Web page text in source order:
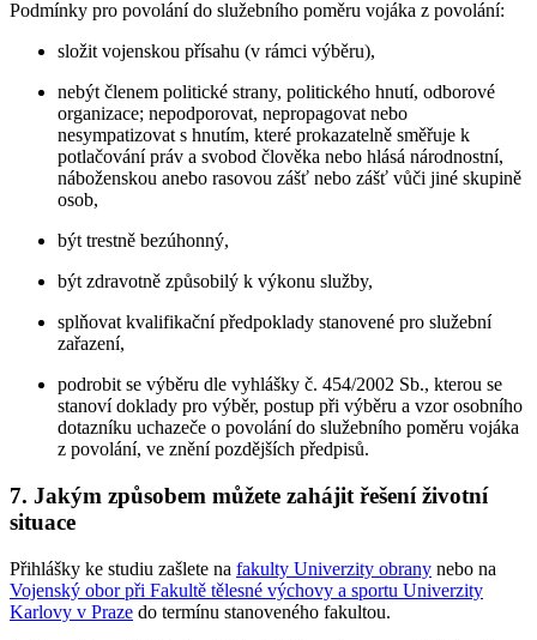
Podmínky pro povolání do služebního poměru vojáka z povolání:
složit vojenskou přísahu (v rámci výběru),
nebýt členem politické strany, politického hnutí, odborové
organizace; nepodporovat, nepropagovat nebo
nesympatizovat s hnutím, které prokazatelně směřuje k
potlačování práv a svobod člověka nebo hlásá národnostní,
náboženskou anebo rasovou zášť nebo zášť vůči jiné skupině
osob,
být trestně bezúhonný,
být zdravotně způsobilý k výkonu služby,
splňovat kvalifikační předpoklady stanovené pro služební
zařazení,
podrobit se výběru dle vyhlášky č. 454/2002 Sb., kterou se
stanoví doklady pro výběr, postup při výběru a vzor osobního
dotazníku uchazeče o povolání do služebního poměru vojáka
z povolání, ve znění pozdějších předpisů.
7. Jakým způsobem můžete zahájit řešení životní
situace
Přihlášky ke studiu zašlete na fakulty Univerzity obrany nebo na
Vojenský obor při Fakultě tělesné výchovy a sportu Univerzity
Karlovy v Praze do termínu stanoveného fakultou.